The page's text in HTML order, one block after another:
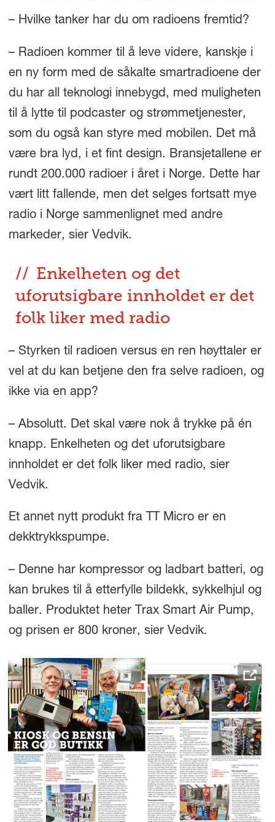
– Hvilke tanker har du om radioens fremtid?
– Radioen kommer til å leve videre, kanskje i
en ny form med de såkalte smartradioene der
du har all teknologi innebygd, med muligheten
til å lytte til podcaster og strømmetjenester,
som du også kan styre med mobilen. Det må
være bra lyd, i et fint design. Bransjetallene er
rundt 200.000 radioer i året i Norge. Dette har
vært litt fallende, men det selges fortsatt mye
radio i Norge sammenlignet med andre
markeder, sier Vedvik.
Enkelheten og det
uforutsigbare innholdet er det
folk liker med radio
– Styrken til radioen versus en ren høyttaler er
vel at du kan betjene den fra selve radioen, og
ikke via en app?
– Absolutt. Det skal være nok å trykke på én
knapp. Enkelheten og det uforutsigbare
innholdet er det folk liker med radio, sier
Vedvik.
Et annet nytt produkt fra TT Micro er en
dekktrykkspumpe.
– Denne har kompressor og ladbart batteri, og
kan brukes til å etterfylle bildekk, sykkelhjul og
baller. Produktet heter Trax Smart Air Pump,
og prisen er 800 kroner, sier Vedvik.